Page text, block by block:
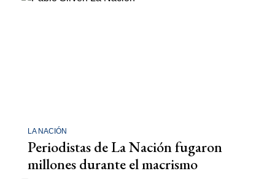
LA NACIÓN
Periodistas de La Nación fugaron
millones durante el macrismo